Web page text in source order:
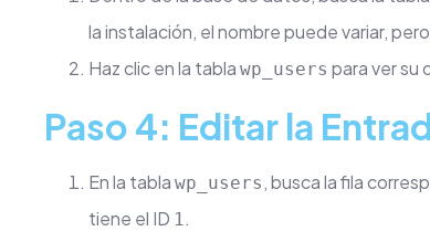
la instalación, el nombre puede variar,
Haz clic en la tabla wp_users para ver su
Paso 4: Editar la
En la tabla wp_users, busca la fila
tiene el ID 1.